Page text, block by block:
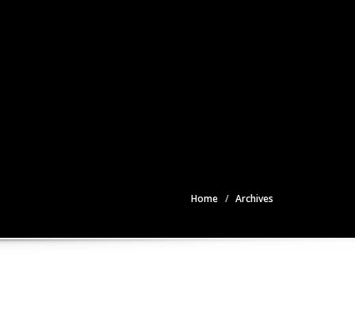
Home Archives